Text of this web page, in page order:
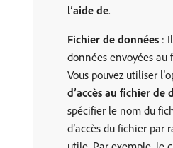
l’aide de.
Fichier de données :
données envoyées
Vous pouvez utiliser
d’accès au fichier de
spécifier le nom du
d’accès du fichier par